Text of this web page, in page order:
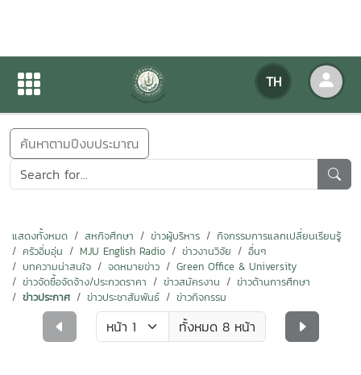
TH
ข่าวสารกิจกรรม
ค้นหาตามปีงบประมาณ
แสดงทั้งหมด สหกิจศึกษา ข่าวผู้บริหาร
กิจกรรมการแลกเปลี่ยนเรียนรู้
ครัวอิ่มอุ่น
MJU English Radio ข่าวงานวิจัย
อื่นๆ
บทความน่าสนใจ
จดหมายข่าว
Green Office & University
ข่าวจัดซื้อจัดจ้าง/ประกวดราคา
ข่าวสมัครงาน
ข่าวด้านการศึกษา
ข่าวประกาศ
ข่าวประชาสัมพันธ์ ข่าวกิจกรรม
ทั้งหมด 8 หน้า